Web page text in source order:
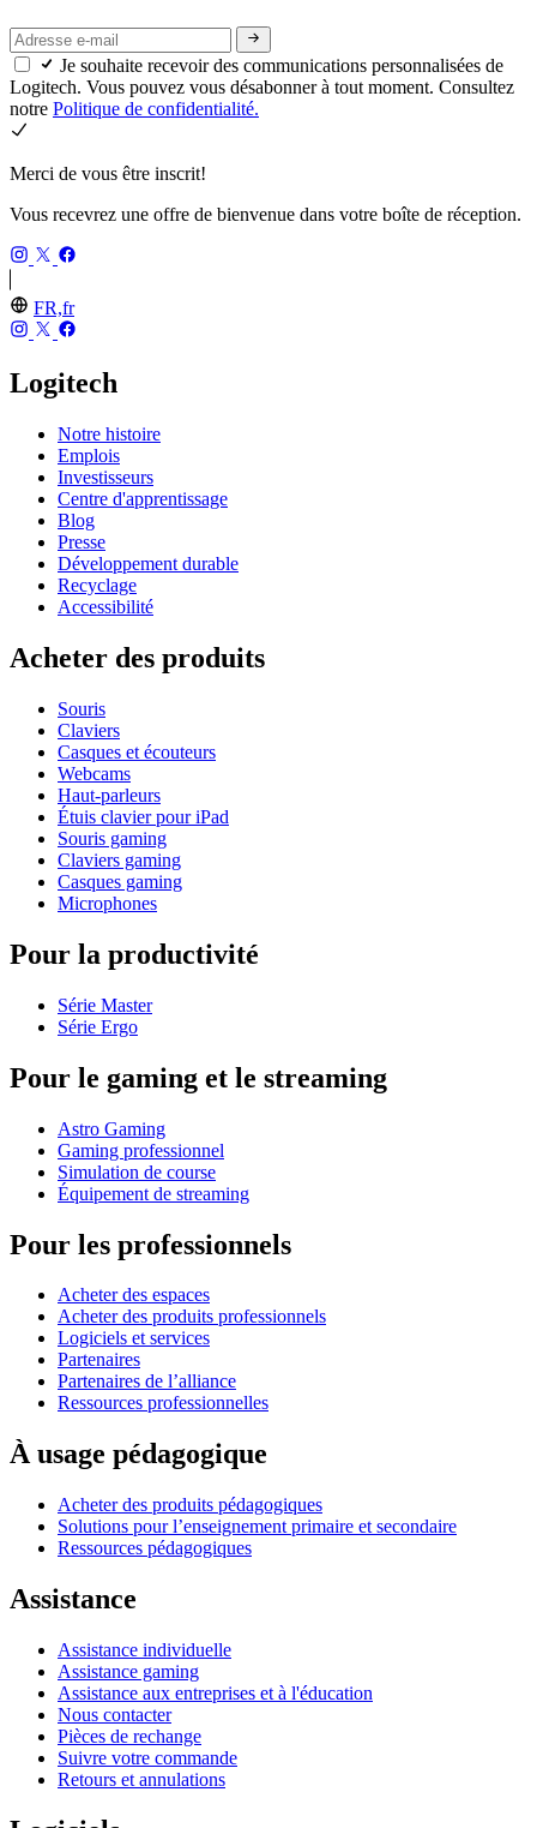
Je souhaite recevoir des communications personnalisées de
Logitech. Vous pouvez vous désabonner à tout moment. Consultez
notre Politique de confidentialité.
Merci de vous être inscrit!
Vous recevrez une offre de bienvenue dans votre boîte de réception.
FR,fr
Logitech
Notre histoire
Emplois
Investisseurs
Centre d'apprentissage
Blog
Presse
Développement durable
Recyclage
Accessibilité
Acheter des produits
Souris
Claviers
Casques et écouteurs
Webcams
Haut-parleurs
Étuis clavier pour iPad
Souris gaming
Claviers gaming
Casques gaming
Microphones
Pour la productivité
Série Master
Série Ergo
Pour le gaming et le streaming
Astro Gaming
Gaming professionnel
Simulation de course
Équipement de streaming
Pour les professionnels
Acheter des espaces
Acheter des produits professionnels
Logiciels et services
Partenaires
Partenaires de l’alliance
Ressources professionnelles
À usage pédagogique
Acheter des produits pédagogiques
Solutions pour l’enseignement primaire et secondaire
Ressources pédagogiques
Assistance
Assistance individuelle
Assistance gaming
Assistance aux entreprises et à l'éducation
Nous contacter
Pièces de rechange
Suivre votre commande
Retours et annulations